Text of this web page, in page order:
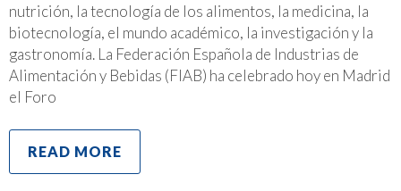
nutrición, la tecnología de los alimentos, la medicina, la
biotecnología, el mundo académico, la investigación y la
gastronomía. La Federación Española de Industrias de
Alimentación y Bebidas (FIAB) ha celebrado hoy en Madrid
el Foro
READ MORE